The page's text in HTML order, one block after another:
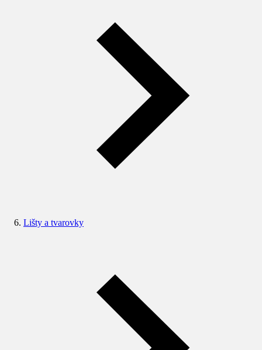
Lišty a tvarovky